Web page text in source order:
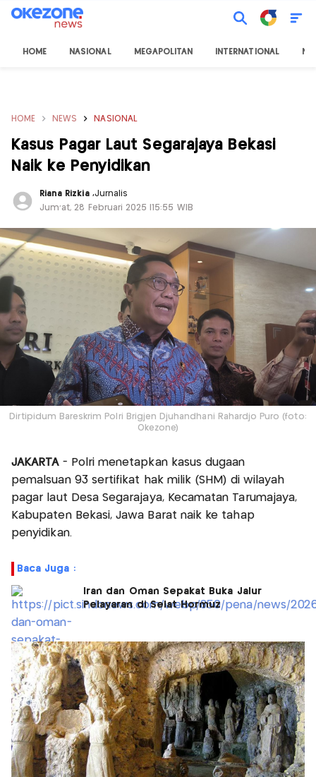
HOME NASIONAL MEGAPOLITAN INTERNATIONAL
HOME NEWS NASIONAL
Kasus Pagar Laut Segarajaya Bekasi
Naik ke Penyidikan
Riana Rizkia ,Jurnalis
Jum'at, 28 Februari 2025 |15:55 WIB
Dirtipidum Bareskrim Polri Brigjen Djuhandhani Rahardjo Puro (foto:
Okezone)
JAKARTA- Polri menetapkan kasus dugaan
pemalsuan 93 sertifikat hak milik (SHM) di wilayah
pagar laut Desa Segarajaya, Kecamatan Tarumajaya,
Kabupaten Bekasi, Jawa Barat naik ke tahap
penyidikan.
Baca Juga :
Iran dan Oman Sepakat Buka Jalur
Pelayaran di Selat Hormuz